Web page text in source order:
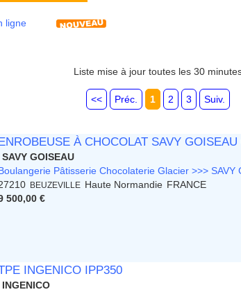
ligne
Liste mise à jour toutes les 30
<< Préc. 1 2 3 Suiv.
À CHOCOLAT SAVY
SAVY GOISEAU
Pâtisserie Chocolaterie Glacier >>> SAVY
BEUZEVILLE Haute Normandie FRANCE
500,00 €
INGENICO IPP350
INGENICO